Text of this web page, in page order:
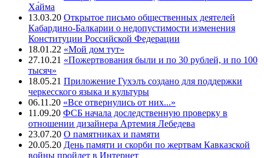
Ха́йма
13.03.20 Открытое письмо общественных деятелей
Кабардино-Балкарии о недопустимости изменения
Конституции Российской Федерации
18.01.22 «Мой дом тут»
27.10.21 «Пожертвования были и по 30 рублей, и по 100
тысяч»
18.05.21 Приложение Гухэлъ создано для поддержки
черкесского языка и культуры
06.11.20 «Все отвернулись от них...»
11.09.20 ФСБ начала доследственную проверку в
отношении дизайнера Артемия Лебедева
23.07.20 О памятниках и памяти
20.05.20 День памяти и скорби по жертвам Кавказской
войны пройдет в Интернет